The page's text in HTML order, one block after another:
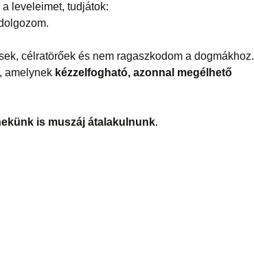
leveleimet, tudjátok:
célratörőek és nem ragaszkodom a dogmákhoz.
amelynek kézzelfogható, azonnal megélhető
is muszáj átalakulnunk.